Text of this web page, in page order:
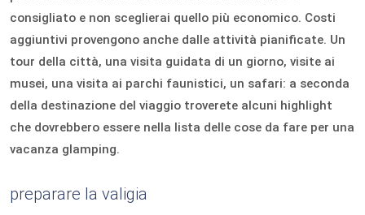
consigliato e non sceglierai quello più economico. Costi
aggiuntivi provengono anche dalle attività pianificate. Un
tour della città, una visita guidata di un giorno, visite ai
musei, una visita ai parchi faunistici, un safari: a seconda
della destinazione del viaggio troverete alcuni highlight
che dovrebbero essere nella lista delle cose da fare per una
vacanza glamping.
preparare la valigia